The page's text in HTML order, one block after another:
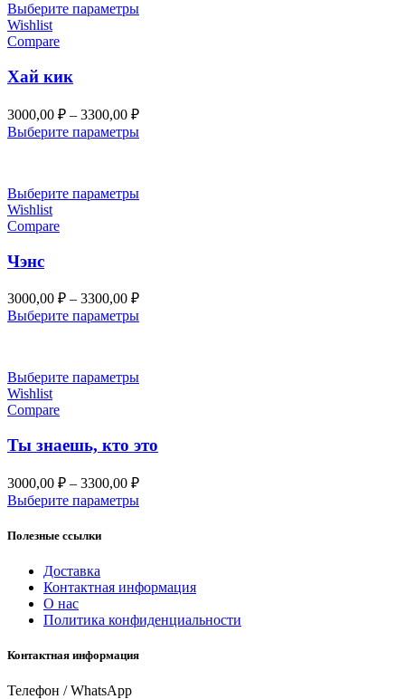
Выберите параметры
Wishlist
Compare
Хай кик
3000,00 ₽ – 3300,00 ₽Диапазон
цен:
Выберите параметры
Выберите параметры
Wishlist
Compare
Чэнс
3000,00 ₽ – 3300,00 ₽Диапазон
цен:
Выберите параметры
Выберите параметры
Wishlist
Compare
Ты знаешь, кто это
3000,00 ₽ – 3300,00 ₽Диапазон
цен:
Выберите параметры
Полезные ссылки
Доставка
Контактная информация
О нас
Политика конфиденциальности
Контактная информация
Телефон / WhatsApp